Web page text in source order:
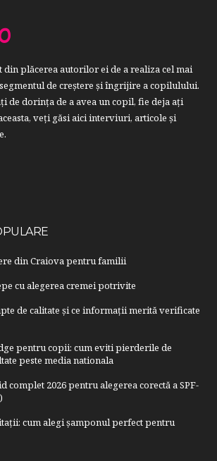
din plăcerea autorilor ei de a realiza cel mai
de creştere şi îngrijire a copilulului.
de dorinţa de a avea un copil, fie deja aţi
veți găsi aici interviuri, articole şi
din Craiova pentru familii
cu alegerea cremei potrivite
de calitate și ce informații merită verificate
pentru copii: cum eviti pierderile de
peste media nationala
complet 2026 pentru alegerea corectă a SPF-
cum alegi șamponul perfect pentru